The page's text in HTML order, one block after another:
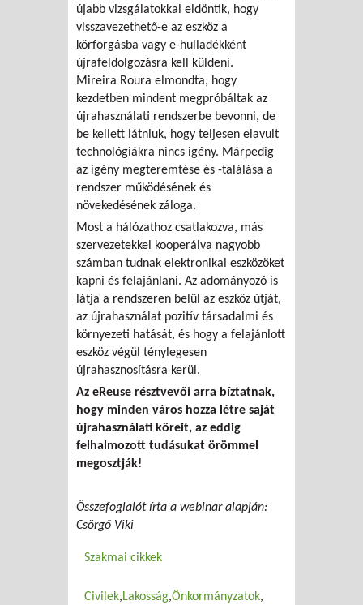
újabb vizsgálatokkal eldöntik, hogy
visszavezethető-e az eszköz a
körforgásba vagy e-hulladékként
újrafeldolgozásra kell küldeni.
Mireira Roura elmondta, hogy
kezdetben mindent megpróbáltak az
újrahasználati rendszerbe bevonni, de
be kellett látniuk, hogy teljesen elavult
technológiákra nincs igény. Márpedig
az igény megteremtése és -találása a
rendszer működésének és
növekedésének záloga.
Most a hálózathoz csatlakozva, más
szervezetekkel kooperálva nagyobb
számban tudnak elektronikai eszközöket
kapni és felajánlani. Az adományozó is
látja a rendszeren belül az eszköz útját,
az újrahasználat pozitív társadalmi és
környezeti hatását, és hogy a felajánlott
eszköz végül ténylegesen
újrahasznosításra kerül.
Az eReuse résztvevői arra bíztatnak,
hogy minden város hozza létre saját
újrahasználati köreit, az eddig
felhalmozott tudásukat örömmel
megosztják!
Összefoglalót írta a webinar alapján:
Csörgő Viki
Szakmai cikkek
Civilek Lakosság Önkormányzatok